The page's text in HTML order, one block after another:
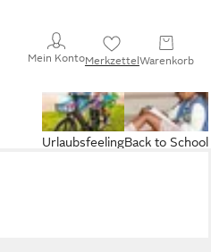
Mein KontoMerkzettelWarenkorb
Back to School
Urlaubsfeeling